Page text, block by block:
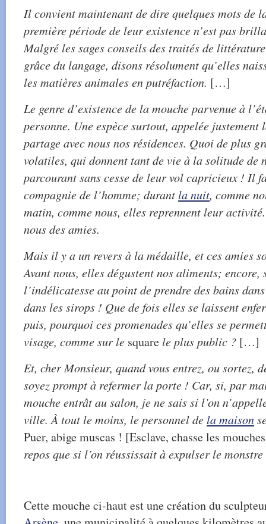
Il convient maintenant de dire quelques mots de
première période de leur existence n’est pas
Malgré les sages conseils des traités de
grâce du langage, disons résolument qu’elles
les matières animales en putréfaction. […]
Le genre d’existence de la mouche parvenue à
personne. Une espèce surtout, appelée justement
partage avec nous nos résidences. Quoi de plus
volatiles, qui donnent tant de vie à la solitude de
parcourant sans cesse de leur vol capricieux ! Il
compagnie de l’homme; durantla nuit, comme
matin, comme nous, elles reprennent leur
nous des amies.
Mais il y a un revers à la médaille, et ces amies
Avant nous, elles dégustent nos aliments; encore,
l’indélicatesse au point de prendre des bains
dans les sirops ! Que de fois elles se laissent
puis, pourquoi ces promenades qu’elles se
visage, comme sur le squarele plus public ? […]
Et, cher Monsieur, quand vous entrez, ou sortez,
soyez prompt à refermer la porte ! Car, si, par
mouche entrât au salon, je ne sais si l’on
ville. À tout le moins, le personnel dela maison
Puer, abige muscas ! [Esclave, chasse les
repos que si l’on réussissait à expulser le
Cette mouche ci-haut est une création du